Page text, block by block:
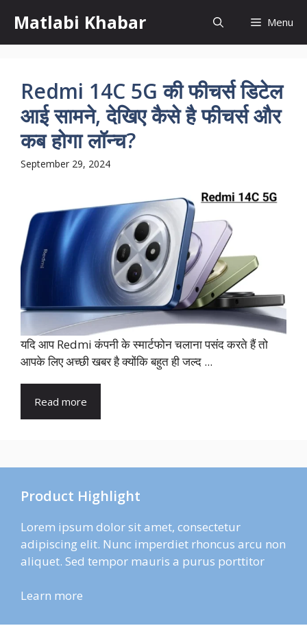
content
Matlabi Khabar Menu
Redmi 14C 5G की फीचर्स डिटेल
आई सामने, देखिए कैसे है फीचर्स और
कब होगा लॉन्च?
September 29, 2024
यदि आप Redmi कंपनी के स्मार्टफोन चलाना पसंद करते हैं तो
आपके लिए अच्छी खबर है क्योंकि बहुत ही जल्द ...
Read more
Product Highlight
Lorem ipsum dolor sit amet, consectetur
adipiscing elit. Nunc imperdiet rhoncus arcu non
aliquet. Sed tempor mauris a purus porttitor
Learn more